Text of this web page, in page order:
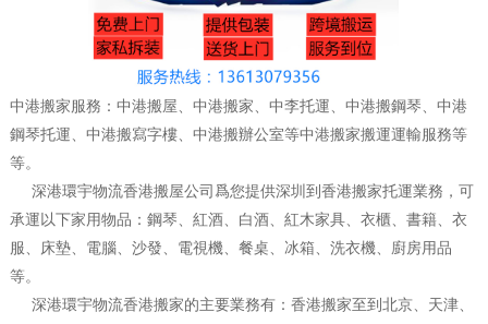
中港搬家服務：中港搬屋、中港搬家、中李托運、中港搬鋼琴、中港
鋼琴托運、中港搬寫字樓、中港搬辦公室等中港搬家搬運運輸服務等
等。
深港環宇物流香港搬屋公司爲您提供深圳到香港搬家托運業務，可
承運以下家用物品：鋼琴、紅酒、白酒、紅木家具、衣櫃、書籍、衣
服、床墊、電腦、沙發、電視機、餐桌、冰箱、洗衣機、廚房用品
等。
深港環宇物流香港搬家的主要業務有：香港搬家至到北京、天津、